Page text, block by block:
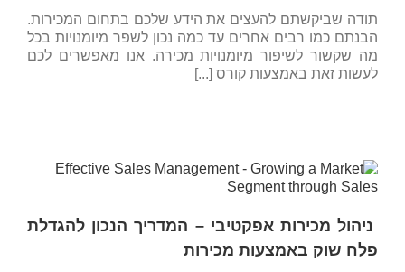
תודה שביקשתם להעצים את הידע שלכם בתחום המכירות.
הבנתם כמו רבים אחרים עד כמה נכון לשפר מיומנויות בכל
מה שקשור לשיפור מיומנויות מכירה. אנו מאפשרים לכם
לעשות זאת באמצעות קורס [...]
ניהול מכירות אפקטיבי – המדריך הנכון להגדלת
פלח שוק באמצעות מכירות